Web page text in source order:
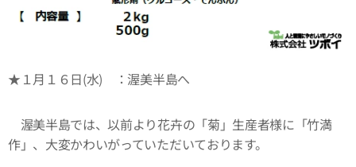
★１月１６日(水) ：渥美半島へ
渥美半島では、以前より花卉の「菊」生産者様に「竹満
作」、大変かわいがっていただいております。